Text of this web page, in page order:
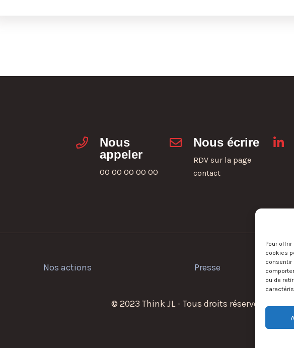
Pour
cookies
consentir
ou de
Nous
appeler
00 00 00 00 00
Nous écrire
RDV sur la page
contact
Nos actions Presse
© 2023 Think JL - Tous droits réservés